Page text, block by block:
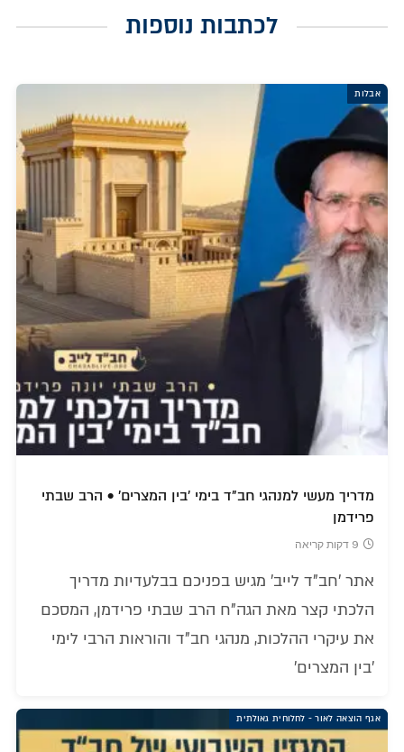
לכתבות נוספות
אבלות
מדריך מעשי למנהגי חב"ד בימי 'בין המצרים' • הרב שבתי
פרידמן
9 דקות קריאה
אתר 'חב"ד לייב' מגיש בפניכם בבלעדיות מדריך
הלכתי קצר מאת הגה"ח הרב שבתי פרידמן, המסכם
את עיקרי ההלכות, מנהגי חב"ד והוראות הרבי לימי
'בין המצרים'
אגף הוצאה לאור - לחלוחית גאולתית